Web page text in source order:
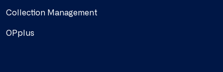
Collection Management
OPplus